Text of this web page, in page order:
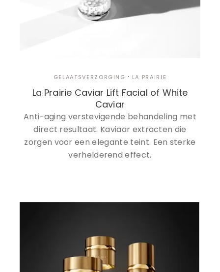
GELAATSVERZORGING LA PRAIRIE
La Prairie Caviar Lift Facial of White
Caviar
Anti-aging verstevigende behandeling met
direct resultaat. Kaviaar extracten die
zorgen voor een elegante teint. Een sterke
verhelderend effect.